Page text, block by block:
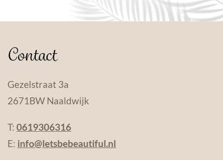
Contact
Gezelstraat 3a
2671BW Naaldwijk
T: 0619306316
E: info@letsbebeautiful.nl